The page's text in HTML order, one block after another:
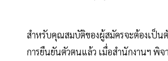
สำหรับคุณสมบัติของผู้สมัครจะต้องเป็น
การยืนยันตัวตนแล้ว เมื่อสำนักงานฯ